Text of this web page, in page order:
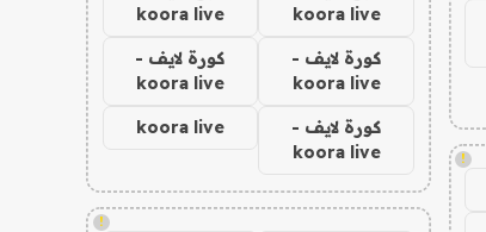
!
koora live
koora live
كورة لايف -
koora live
كورة لايف -
koora live
كورة لايف -
koora live
koora live
!